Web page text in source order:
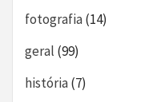
fotografia(14)
geral (99)
história(7)